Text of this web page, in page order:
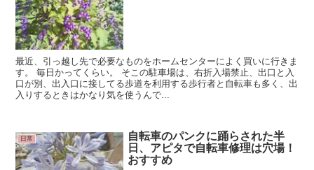
最近、引っ越し先で必要なものをホームセンターによく買いに行きま
す。 毎日かってくらい。 そこの駐車場は、右折入場禁止、出口と入
口が別、出入口に接してる歩道を利用する歩行者と自転車も多く、出
入りするときはかなり気を使うんで...
日常
自転車のパンクに踊らされた半
日、アピタで自転車修理は穴場！
おすすめ